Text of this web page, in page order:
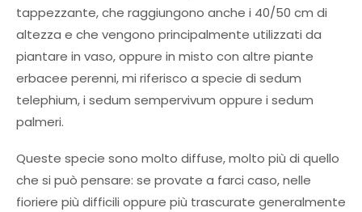
tappezzante, che raggiungono anche i 40/50 cm di
altezza e che vengono principalmente utilizzati da
piantare in vaso, oppure in misto con altre piante
erbacee perenni, mi riferisco a specie di sedum
telephium, i sedum sempervivum oppure i sedum
palmeri.
Queste specie sono molto diffuse, molto più di quello
che si può pensare: se provate a farci caso, nelle
fioriere più difficili oppure più trascurate generalmente